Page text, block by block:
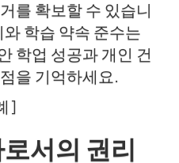
를 확보할 수 있습니
학습 약속 준수는
학업 성공과 개인 건
을 기억하세요.
]
서의 권리